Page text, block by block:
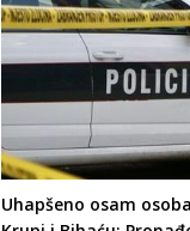
Uhapšeno osam